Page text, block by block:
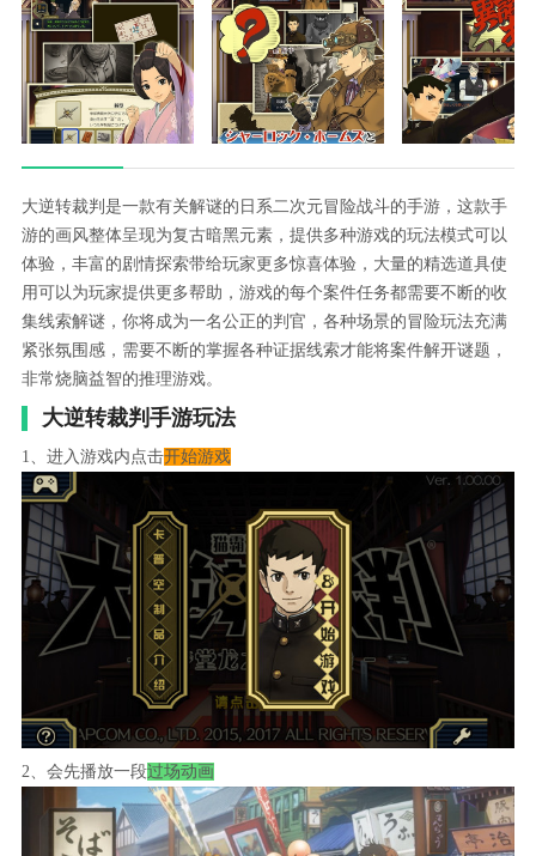
大逆转裁判是一款有关解谜的日系二次元冒险战斗的手游，这款手
游的画风整体呈现为复古暗黑元素，提供多种游戏的玩法模式可以
体验，丰富的剧情探索带给玩家更多惊喜体验，大量的精选道具使
用可以为玩家提供更多帮助，游戏的每个案件任务都需要不断的收
集线索解谜，你将成为一名公正的判官，各种场景的冒险玩法充满
紧张氛围感，需要不断的掌握各种证据线索才能将案件解开谜题，
非常烧脑益智的推理游戏。
大逆转裁判手游玩法
1、进入游戏内点击开始游戏
2、会先播放一段过场动画